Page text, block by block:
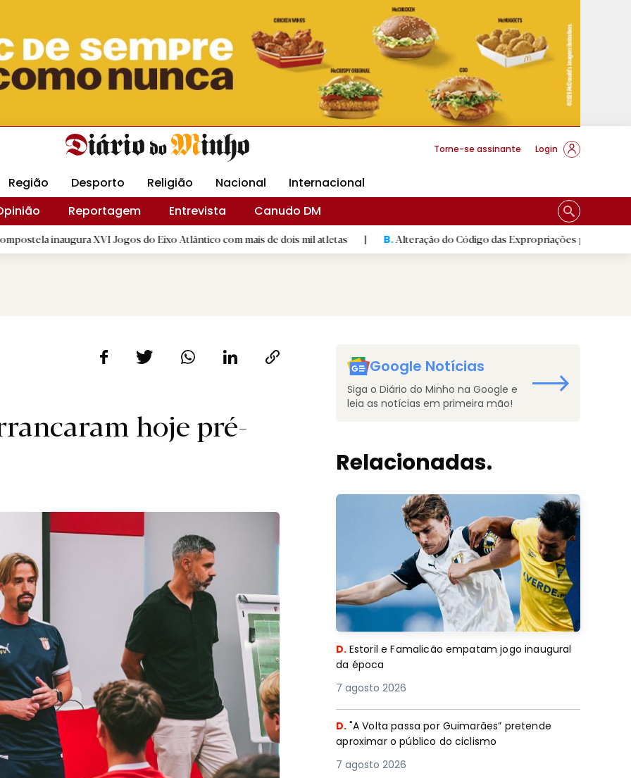
Revista Minha Gráfica DM Livraria DM Arquidiocese Braga
Torne-se assinante Login
Região Desporto Religião Nacional
Internacional
Reportagem Entrevista Canudo DM
XVI Jogos do Eixo Atlântico com mais de dois mil atletas | B.Alteração do Código das Expropriações pode ajudar construção
hoje pré-
Google Notícias
Siga o Diário do Minho na Google e
leia as notícias em primeira mão!
Relacionadas.
D. Estoril e Famalicão empatam jogo inaugural
da época
7 agosto 2026
D. "A Volta passa por Guimarães” pretende
aproximar o público do ciclismo
7 agosto 2026